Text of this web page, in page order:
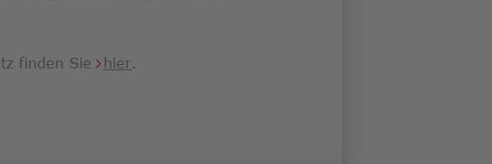
finden Sie hierLink